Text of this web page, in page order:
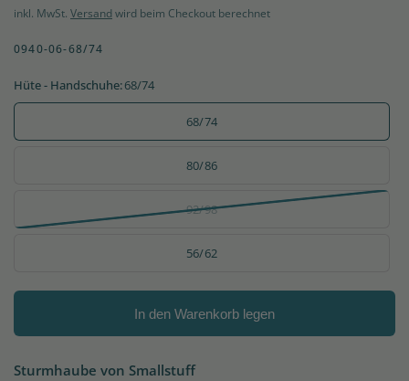
inkl. MwSt. Versand wird beim Checkout berechnet
0940-06-68/74
Hüte - Handschuhe:68/74
68/74
80/86
92/98
56/62
In den Warenkorb legen
Sturmhaube von Smallstuff